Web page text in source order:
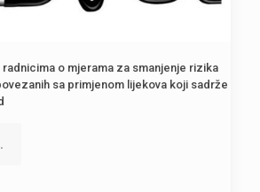
o mjerama za smanjenje rizika
sa primjenom lijekova koji sadrže